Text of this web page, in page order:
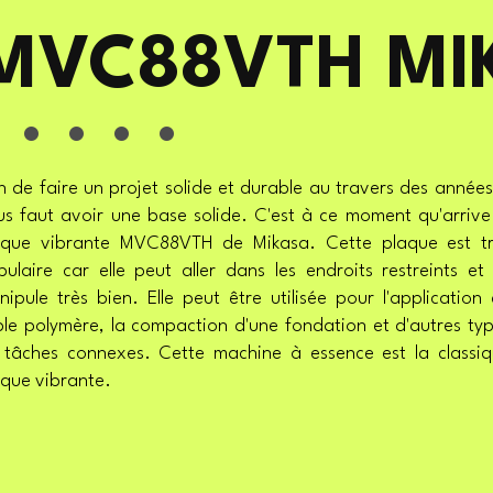
. . . .
de faire un projet solide et durable au travers des
faut avoir une base solide. C'est à ce moment
vibrante MVC88VTH de Mikasa. Cette plaque est
car elle peut aller dans les endroits restreints et
très bien. Elle peut être utilisée pour l'application
polymère, la compaction d'une fondation et d'autres
connexes. Cette machine à essence est la
vibrante.